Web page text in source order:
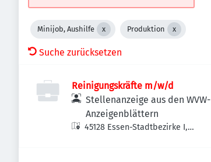
Minijob, Aushilfe Produktion
Suche zurücksetzen
Reinigungskräfte m/w/d
Stellenanzeige aus den WVW-
Anzeigenblättern
45128 Essen-Stadtbezirke I,